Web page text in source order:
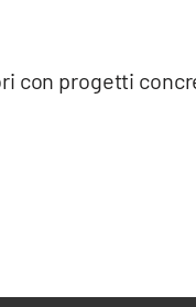
con progetti